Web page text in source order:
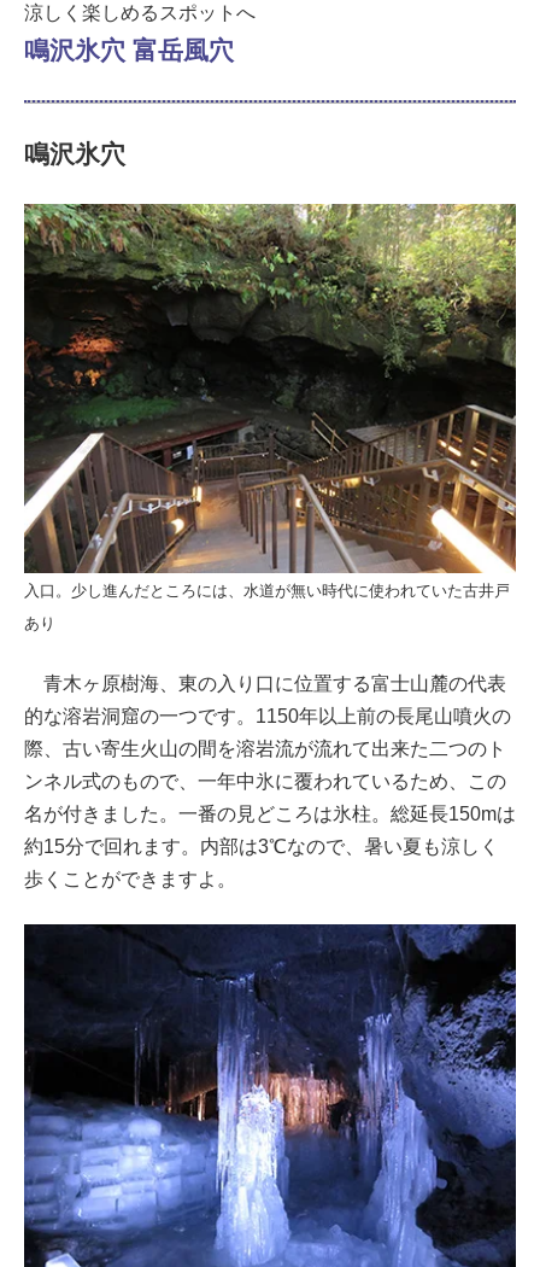
涼しく楽しめるスポットへ
鳴沢氷穴 富岳風穴
鳴沢氷穴
入口。少し進んだところには、水道が無い時代に使われていた古井戸
あり
青木ヶ原樹海、東の入り口に位置する富士山麓の代表
的な溶岩洞窟の一つです。1150年以上前の長尾山噴火の
際、古い寄生火山の間を溶岩流が流れて出来た二つのト
ンネル式のもので、一年中氷に覆われているため、この
名が付きました。一番の見どころは氷柱。総延長150mは
約15分で回れます。内部は3℃なので、暑い夏も涼しく
歩くことができますよ。